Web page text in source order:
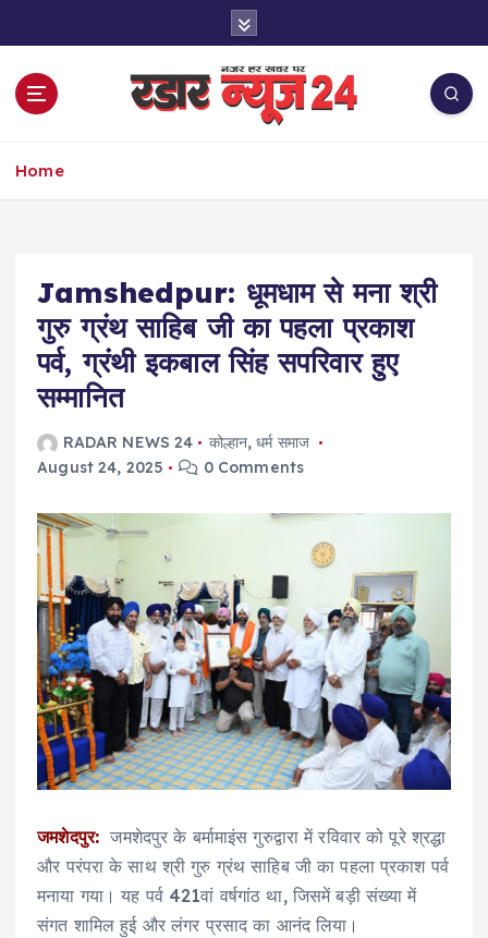
Home
Jamshedpur: धूमधाम से मना श्री
गुरु ग्रंथ साहिब जी का पहला प्रकाश
पर्व, ग्रंथी इकबाल सिंह सपरिवार हुए
सम्मानित
RADAR NEWS 24 कोल्हान,धर्म समाज
August 24, 2025
0 Comments
जमशेदपुर: जमशेदपुर के बर्मामाइंस गुरुद्वारा में रविवार को पूरे श्रद्धा
और परंपरा के साथ श्री गुरु ग्रंथ साहिब जी का पहला प्रकाश पर्व
मनाया गया। यह पर्व 421वां वर्षगांठ था, जिसमें बड़ी संख्या में
संगत शामिल हुई और लंगर प्रसाद का आनंद लिया।